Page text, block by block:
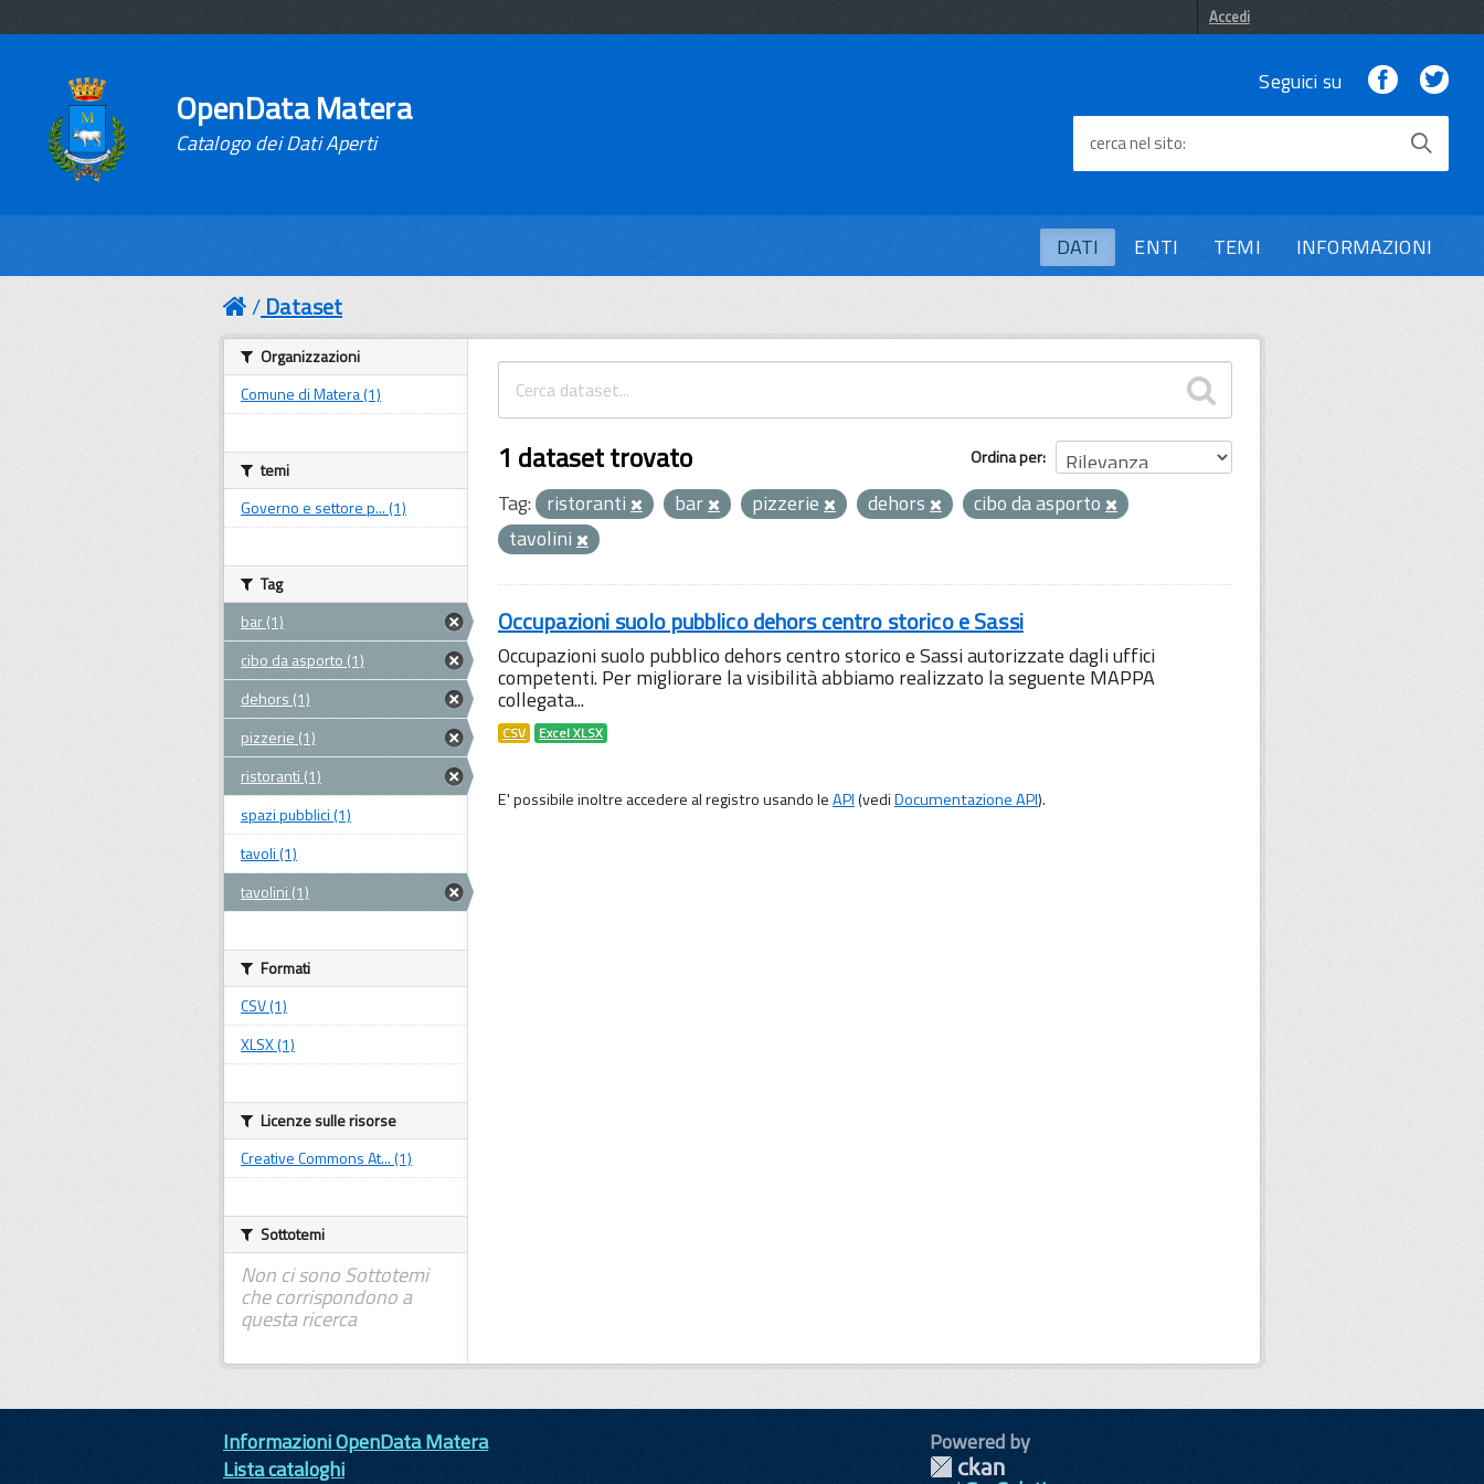
Accedi
OpenData Matera
Catalogo dei Dati Aperti
Seguici su Facebook
cerca nel sito
DATI ENTI TEMI INFORMAZIONI
Dataset
Ordina per
1 dataset trovato
Tag: ristoranti bar pizzerie dehors
cibo da asporto
tavolini
Occupazioni suolo pubblico dehors centro storico e Sassi
Occupazioni suolo pubblico dehors centro storico e Sassi autorizzate dagli uffici
competenti. Per migliorare la visibilità abbiamo realizzato la seguente MAPPA
collegata...
CSV Excel XLSX
E' possibile inoltre accedere al registro usando leAPI(vediDocumentazione API).
Organizzazioni
Comune di Matera (1)
temi
Governo e settore p... (1)
Tag
bar (1)
cibo da asporto (1)
dehors (1)
pizzerie (1)
ristoranti (1)
spazi pubblici (1)
tavoli (1)
tavolini (1)
Formati
CSV (1)
XLSX (1)
Licenze sulle risorse
Creative Commons At... (1)
Sottotemi
Non ci sono Sottotemi
che corrispondono a
questa ricerca
Informazioni OpenData Matera
Lista cataloghi
Powered by